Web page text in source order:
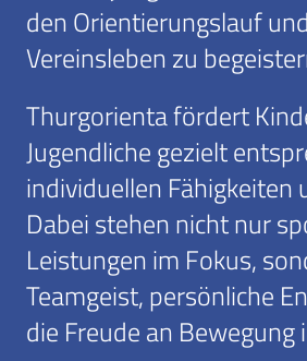
den Orientierungslauf
Vereinsleben zu
Thurgorienta fördert
Jugendliche gezielt
individuellen Fähigkeiten
Dabei stehen nicht nur
Leistungen im Fokus,
Teamgeist, persönliche
die Freude an Bewegung